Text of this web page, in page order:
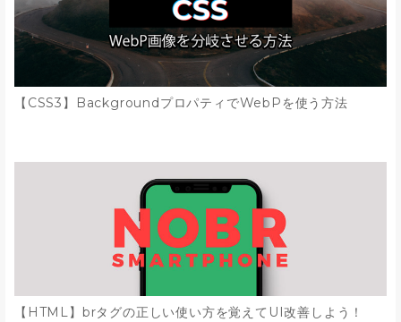
【CSS3】BackgroundプロパティでWebPを使う方法
【HTML】brタグの正しい使い方を覚えてUI改善しよう！